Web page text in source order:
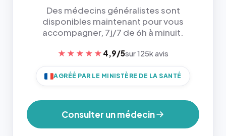
Des médecins généralistes sont
disponibles maintenant pour vous
accompagner, 7j/7 de 6h à minuit.
★★★★★ 4,9/5sur 125k avis
AGRÉÉ PAR LE MINISTÈRE DE LA SANTÉ
Consulter un médecin